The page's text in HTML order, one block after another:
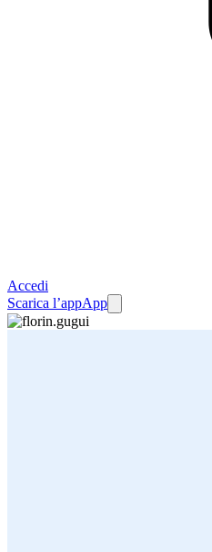
Accedi
Scarica l’appApp